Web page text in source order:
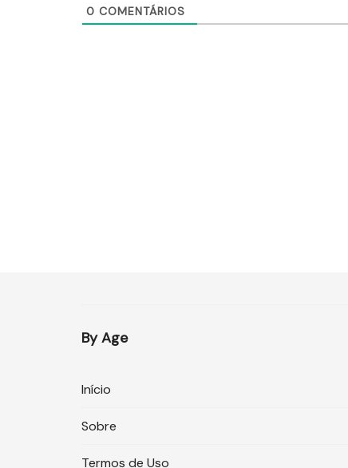
0 COMENTÁRIOS
By Age
Início
Sobre
Termos de Uso